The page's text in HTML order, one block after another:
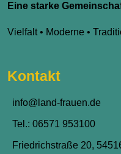
Eine starke
Vielfalt • Moderne •
Kontakt
info@land-frauen.de
Tel.: 06571 953100
Friedrichstraße 20,